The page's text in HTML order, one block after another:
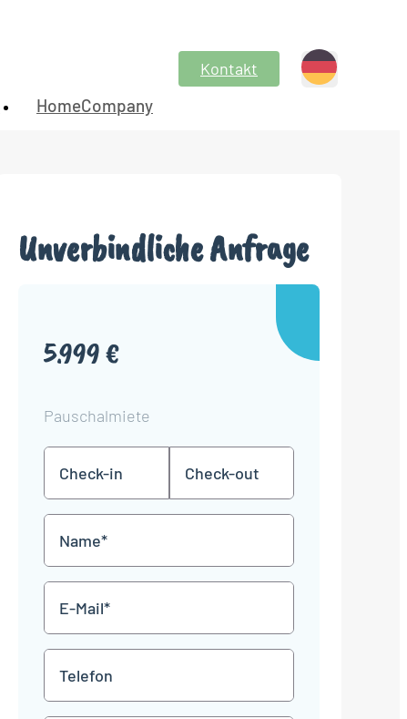
HomeCompany
Kontakt
Unverbindliche Anfrage
5.999 €
Pauschalmiete
in
TT
Punkt
MM
JJJJ
TT
Punkt
MM
Mail
*